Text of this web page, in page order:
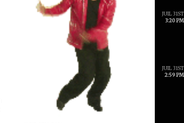
JUIL 31ST
3:20 PM
JUIL 31ST
2:59 PM